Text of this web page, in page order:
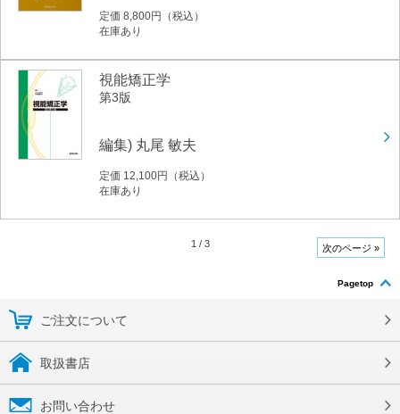
定価 8,800円（税込）
在庫あり
視能矯正学
第3版
編集) 丸尾 敏夫
定価 12,100円（税込）
在庫あり
1 / 3 次のページ »
Pagetop
ご注文について
取扱書店
お問い合わせ